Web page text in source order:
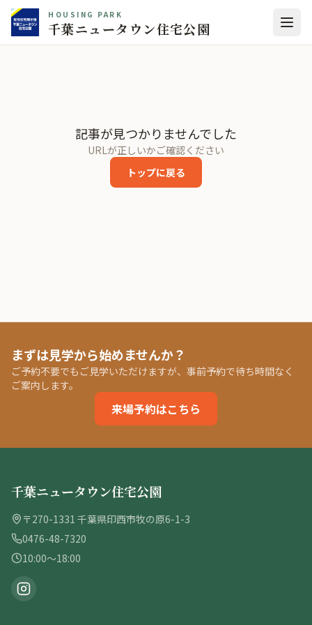
HOUSING PARK
千葉ニュータウン住宅公園
記事が見つかりませんでした
URLが正しいかご確認ください
トップに戻る
まずは見学から始めませんか？
ご予約不要でもご見学いただけますが、事前予約で待ち時間なく
ご案内します。
来場予約はこちら
千葉ニュータウン住宅公園
〒270-1331 千葉県印西市牧の原6-1-3
0476-48-7320
10:00〜18:00